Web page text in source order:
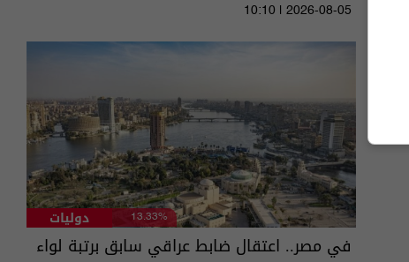
10:10 | 2026-08-05
دوليات 13.33%
في مصر.. اعتقال ضابط عراقي سابق برتبة لواء